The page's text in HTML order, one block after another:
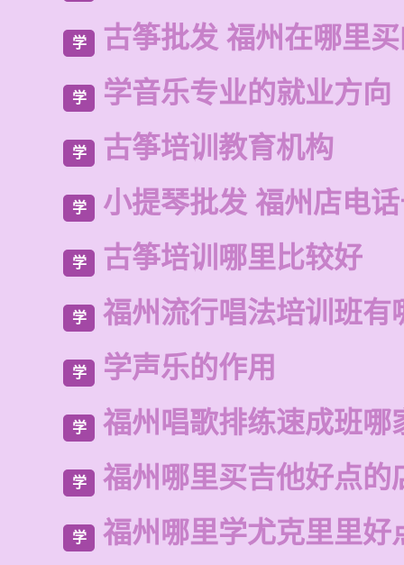
学 古筝批发 福州在哪里
学 学音乐专业的就业方向
学 古筝培训教育机构
学 小提琴批发 福州店电
学 古筝培训哪里比较好
学 福州流行唱法培训班有
学 学声乐的作用
学 福州唱歌排练速成班哪
学 福州哪里买吉他好点的
学 福州哪里学尤克里里好